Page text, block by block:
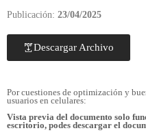
Publicación: 23/04/2025
Descargar Archivo
Por cuestiones de optimización y
usuarios en celulares:
Vista previa del documento solo
escritorio, podes descargar el